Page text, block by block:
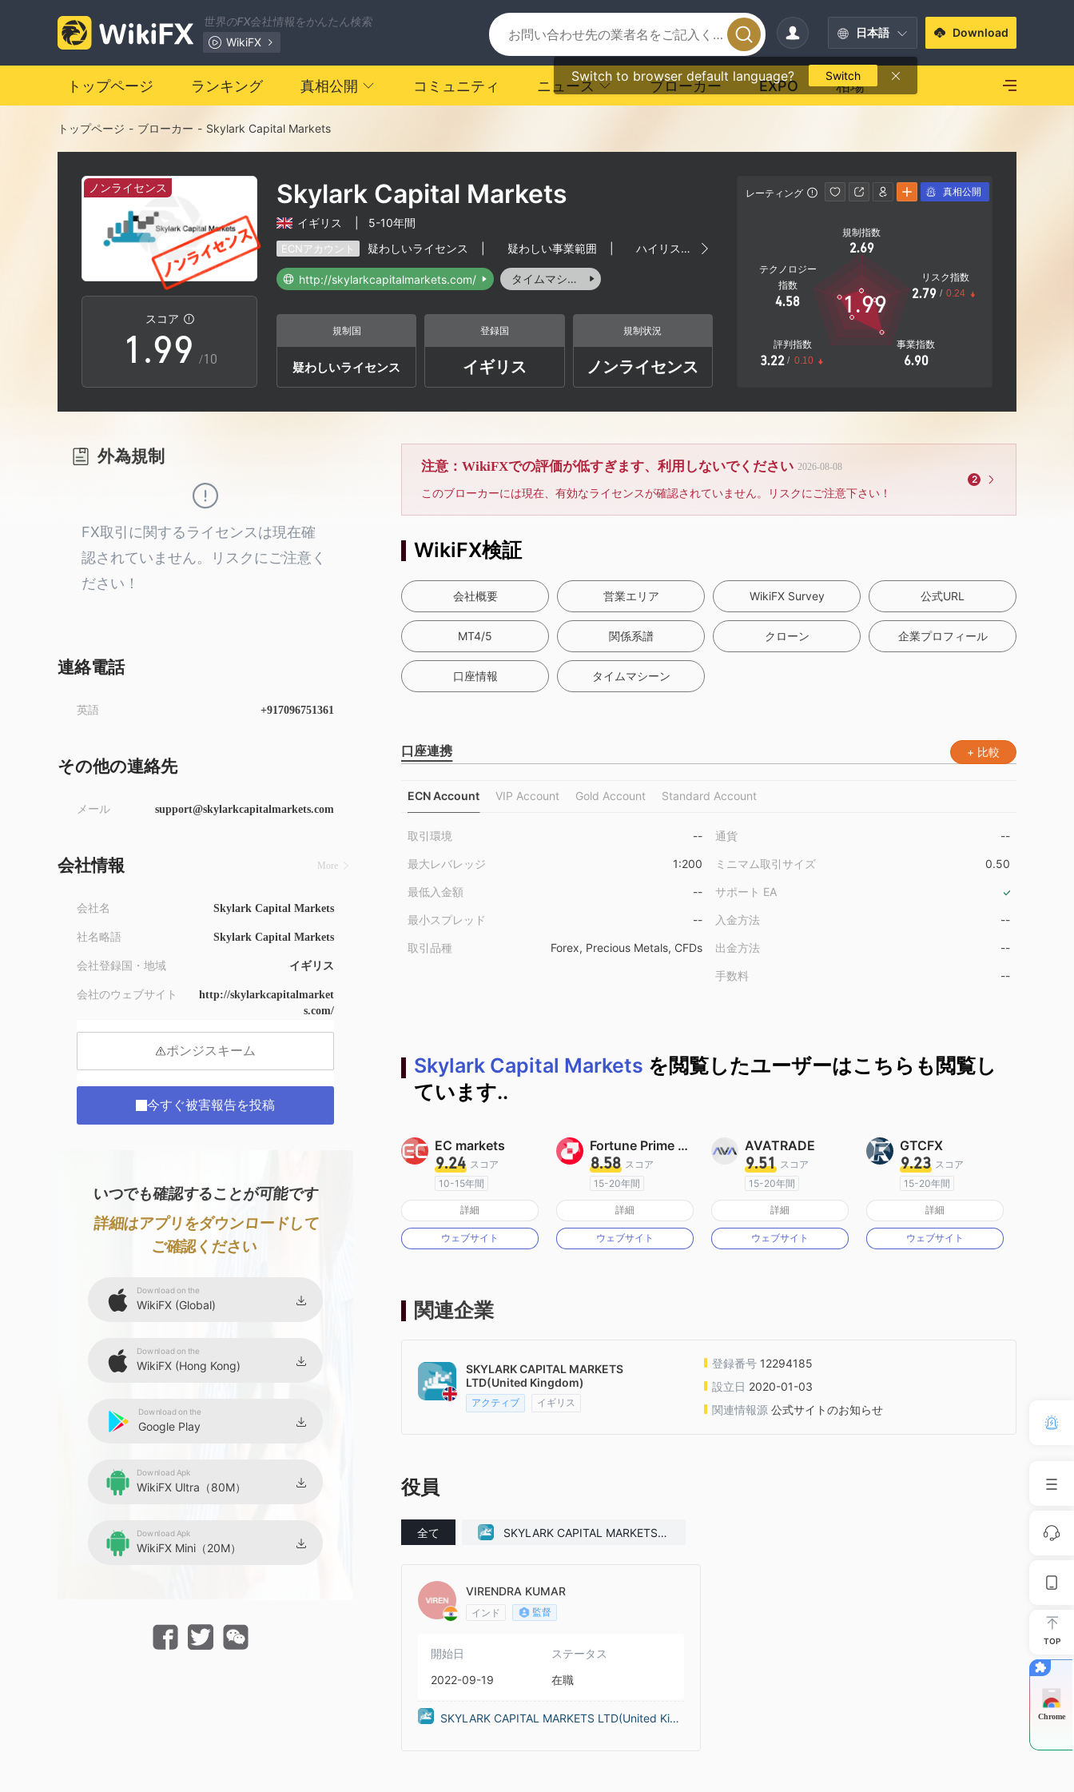
世界のFX会社情報をかんたん検索
WikiFX
日本語
Switch to browser default language? Switch
Download
トップページ ランキング 真相公開 コミュニティ ニュース ブローカー EXPO 相場
トップページ - ブローカー - Skylark Capital Markets
ノンライセンス
スコア
0
1
2
3
5
6
8
.
2
3
4
5
6
7
8
9
2
3
4
5
7
8
9 /10
Skylark Capital Markets
イギリス 5-10年間
ECNアカウント 疑わしいライセンス 疑わしい事業範囲 ハイリスクレベル
http://skylarkcapitalmarkets.com/ タイムマシーン
規制国
疑わしいライセンス
登録国
イギリス
規制状況
ノンライセンス
レーティング
規制指数
2.69
テクノロジー
指数
4.58
評判指数
3.22 / 0.10
事業指数
6.90
リスク指数
2.79 / 0.24
1.99
真相公開
外為規制
FX取引に関するライセンスは現在確
認されていません。リスクにご注意く
ださい！
連絡電話
英語 +917096751361
その他の連絡先
メール support@skylarkcapitalmarkets.com
会社情報 More
会社名 Skylark Capital Markets
社名略語 Skylark Capital Markets
会社登録国・地域 イギリス
会社のウェブサイト
http://skylarkcapitalmarket
s.com/
ポンジスキーム
今すぐ被害報告を投稿
いつでも確認することが可能です
詳細はアプリをダウンロードして
ご確認ください
Download on the
WikiFX (Global)
Download on the
WikiFX (Hong Kong)
Download on the
Google Play
Download Apk
WikiFX Ultra（80M）
Download Apk
WikiFX Mini（20M）
注意：WikiFXでの評価が低すぎます、利用しないでください 2026-08-08
このブローカーには現在、有効なライセンスが確認されていません。リスクにご注意下さい！
2
WikiFX検証
会社概要 営業エリア WikiFX Survey 公式URL
MT4/5 関係系譜 クローン 企業プロフィール
口座情報 タイムマシーン
口座連携 + 比較
ECN Account VIP Account Gold Account Standard Account
取引環境 --
最大レバレッジ 1:200
最低入金額 --
最小スプレッド --
取引品種 Forex, Precious Metals, CFDs
通貨 --
ミニマム取引サイズ 0.50
サポート EA
入金方法 --
出金方法 --
手数料 --
Skylark Capital Markets を閲覧したユーザーはこちらも閲覧し
ています..
EC markets
9.24 スコア
10-15年間
オーストラリア規制
マーケットメイキングライセンス（MM）
詳細
ウェブサイト
Fortune Prime Global
8.58 スコア
15-20年間
オーストラリア規制
マーケットメイキングライセンス（MM）
詳細
ウェブサイト
AVATRADE
9.51 スコア
15-20年間
オーストラリア規制
マーケットメイキングライセンス（MM）
詳細
ウェブサイト
GTCFX
9.23 スコア
15-20年間
イギリス規制
マーケットメイキングライセンス（MM）
詳細
ウェブサイト
関連企業
SKYLARK CAPITAL MARKETS
LTD(United Kingdom)
アクティブ イギリス
登録番号 12294185
設立日 2020-01-03
関連情報源 公式サイトのお知らせ
役員
全て
SKYLARK CAPITAL MARKETS L
VIRENDRA KUMAR
インド 監督
開始日
2022-09-19
ステータス
在職
SKYLARK CAPITAL MARKETS LTD(United King
TOP
Chrome